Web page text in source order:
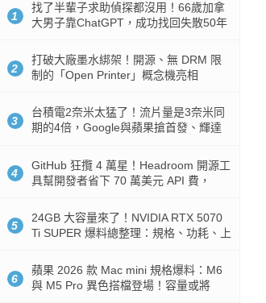
1
找了半輩子求助偵探都沒用！66歲加拿
大男子靠ChatGPT，成功找回失散50年
2
打破大廠墨水綁架！開源、無 DRM 限
制的「Open Printer」概念機亮相
3
台積電2奈米太猛了！流片量是3奈米同
期的4倍，Google與蘋果搶首發、輝達
4
GitHub 狂攬 4 萬星！Headroom 開源工
具幫開發者省下 70 萬美元 API 費，
5
24GB 大容量來了！NVIDIA RTX 5070
Ti SUPER 爆料總整理：規格、功耗、上
6
蘋果 2026 款 Mac mini 規格爆料：M6
與 M5 Pro 異色搭檔登場！容量或將